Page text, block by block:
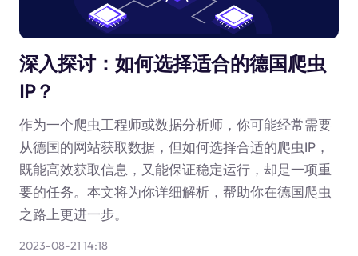
深入探讨：如何选择适合的德国爬虫
IP？
作为一个爬虫工程师或数据分析师，你可能经常需要
从德国的网站获取数据，但如何选择合适的爬虫IP，
既能高效获取信息，又能保证稳定运行，却是一项重
要的任务。本文将为你详细解析，帮助你在德国爬虫
之路上更进一步。
2023-08-21 14:18